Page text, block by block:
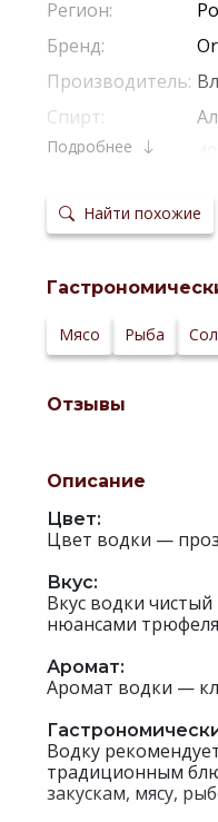
Регион:
Бренд:
Производитель:
Спирт:
Крепость:
Сырье:
сервировки:
Сайт
Подробнее
Найти похожие
Мясо Рыба
Отзывы
Описание
Цвет:
Цвет водки —
Вкус:
Вкус водки
нюансами
Аромат:
Аромат водки —
Водку
традиционным
закускам, мясу,